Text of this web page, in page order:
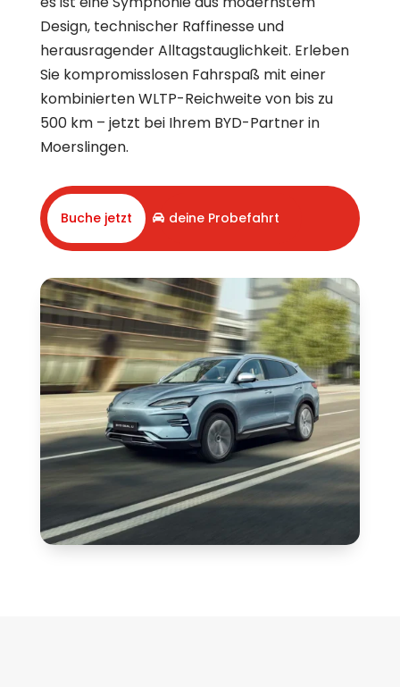
Design, technischer Raffinesse und
herausragender Alltagstauglichkeit. Erleben
Sie kompromisslosen Fahrspaß mit einer
kombinierten WLTP-Reichweite von bis zu
500 km – jetzt bei Ihrem BYD-Partner in
Moerslingen.
Buche jetzt deine Probefahrt